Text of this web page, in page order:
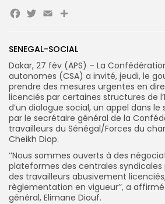
FR
SENEGAL-SOCIAL
Dakar, 27 fév (APS) – La
autonomes (CSA) a invité, jeudi, le
prendre des mesures urgentes en
licenciés par certaines structures de
d’un dialogue social, un appel dans le
par le secrétaire général de la
travailleurs du Sénégal/Forces du
Cheikh Diop.
‘’Nous sommes ouverts à des
plateformes des centrales
des travailleurs abusivement
règlementation en vigueur’’, a
général, Elimane Diouf.
Facebook
Twitter
EmailPartager